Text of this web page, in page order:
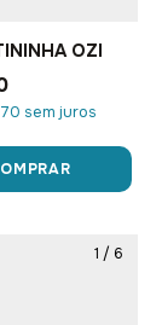
OZI
sem juros
1 / 6